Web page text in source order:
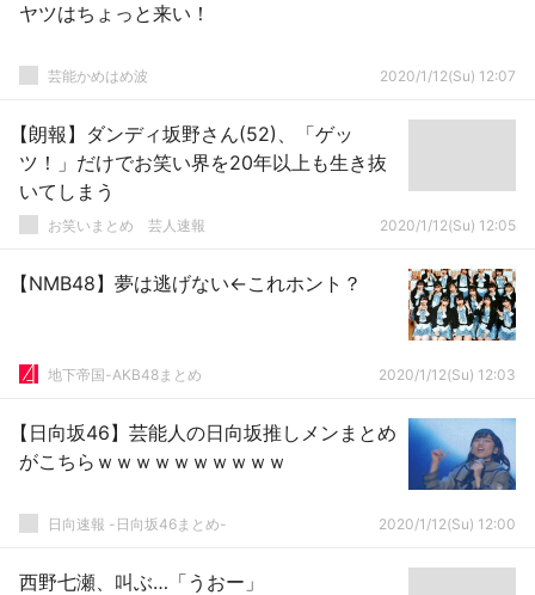
ヤツはちょっと来い！
芸能かめはめ波 2020/1/12(Su) 12:07
【朗報】ダンディ坂野さん(52)、「ゲッ
ツ！」だけでお笑い界を20年以上も生き抜
いてしまう
お笑いまとめ 芸人速報 2020/1/12(Su) 12:05
【NMB48】夢は逃げない←これホント？
地下帝国-AKB48まとめ 2020/1/12(Su) 12:03
【日向坂46】芸能人の日向坂推しメンまとめ
がこちらｗｗｗｗｗｗｗｗｗｗ
日向速報 -日向坂46まとめ- 2020/1/12(Su) 12:00
西野七瀬、叫ぶ…「うおー」